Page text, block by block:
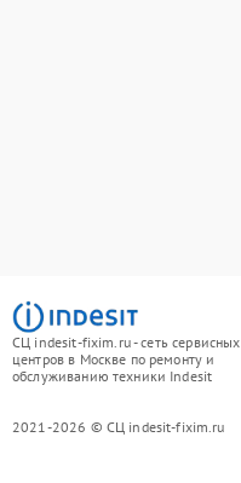
СЦ indesit-fixim.ru - сеть сервисных
центров в Москве по ремонту и
обслуживанию техники Indesit
2021-2026 © СЦ indesit-fixim.ru